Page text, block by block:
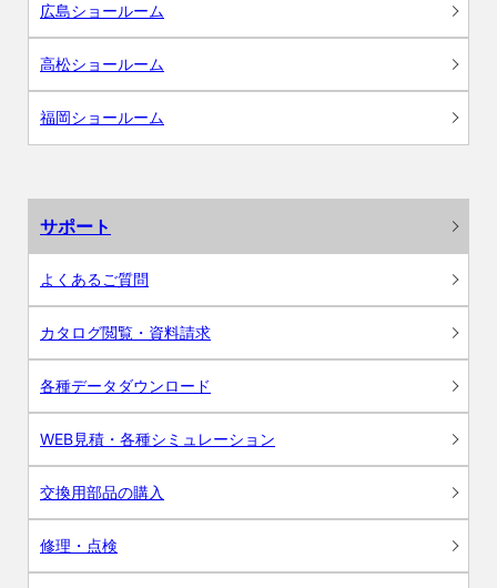
広島ショールーム
高松ショールーム
福岡ショールーム
サポート
よくあるご質問
カタログ閲覧・資料請求
各種データダウンロード
WEB見積・各種シミュレーション
交換用部品の購入
修理・点検